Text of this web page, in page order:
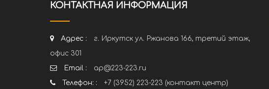
КОНТАКТНАЯ ИНФОРМАЦИЯ
Адрес :
г. Иркутск ул. Ржанова 166, третий этаж,
офис 301
Email :
ap@223-223.ru
Телефон: :
+7 (3952) 223-223 (контакт центр)